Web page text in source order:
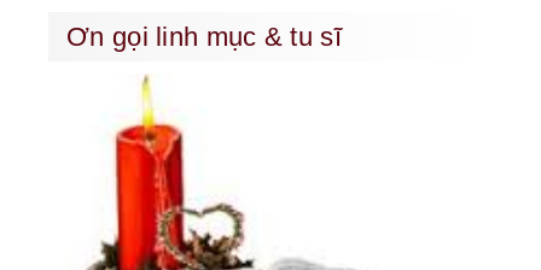
Ơn gọi linh mục & tu sĩ